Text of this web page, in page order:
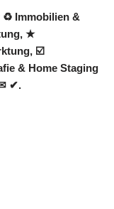
♻ Immobilien &
★
☑️
& Home Staging
✔.